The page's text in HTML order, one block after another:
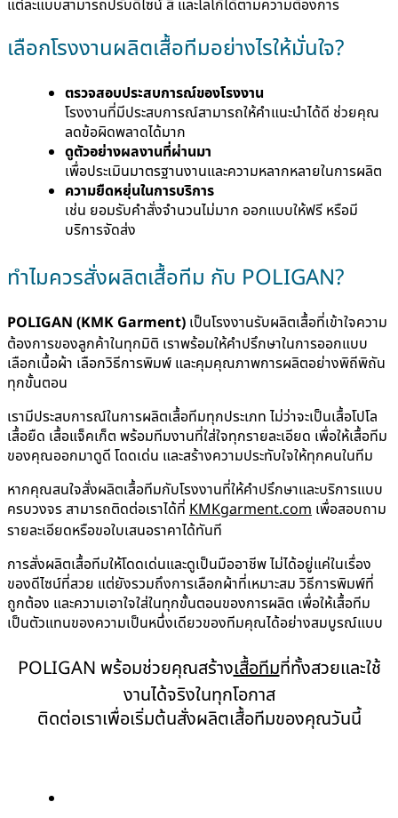
แต่ละแบบสามารถปรับดีไซน์ สี และโลโก้ได้ตามความต้องการ
เลือกโรงงานผลิตเสื้อทีมอย่างไรให้มั่นใจ?
ตรวจสอบประสบการณ์ของโรงงาน
โรงงานที่มีประสบการณ์สามารถให้คำแนะนำได้ดี ช่วยคุณ
ลดข้อผิดพลาดได้มาก
ดูตัวอย่างผลงานที่ผ่านมา
เพื่อประเมินมาตรฐานงานและความหลากหลายในการผลิต
ความยืดหยุ่นในการบริการ
เช่น ยอมรับคำสั่งจำนวนไม่มาก ออกแบบให้ฟรี หรือมี
บริการจัดส่ง
ทำไมควรสั่งผลิตเสื้อทีม กับ POLIGAN?
POLIGAN (KMK Garment) เป็นโรงงานรับผลิตเสื้อที่เข้าใจความ
ต้องการของลูกค้าในทุกมิติ เราพร้อมให้คำปรึกษาในการออกแบบ
เลือกเนื้อผ้า เลือกวิธีการพิมพ์ และคุมคุณภาพการผลิตอย่างพิถีพิถัน
ทุกขั้นตอน
เรามีประสบการณ์ในการผลิตเสื้อทีมทุกประเภท ไม่ว่าจะเป็นเสื้อโปโล
เสื้อยืด เสื้อแจ็คเก็ต พร้อมทีมงานที่ใส่ใจทุกรายละเอียด เพื่อให้เสื้อทีม
ของคุณออกมาดูดี โดดเด่น และสร้างความประทับใจให้ทุกคนในทีม
หากคุณสนใจสั่งผลิตเสื้อทีมกับโรงงานที่ให้คำปรึกษาและบริการแบบ
ครบวงจร สามารถติดต่อเราได้ที่ KMKgarment.com เพื่อสอบถาม
รายละเอียดหรือขอใบเสนอราคาได้ทันที
การสั่งผลิตเสื้อทีมให้โดดเด่นและดูเป็นมืออาชีพ ไม่ได้อยู่แค่ในเรื่อง
ของดีไซน์ที่สวย แต่ยังรวมถึงการเลือกผ้าที่เหมาะสม วิธีการพิมพ์ที่
ถูกต้อง และความเอาใจใส่ในทุกขั้นตอนของการผลิต เพื่อให้เสื้อทีม
เป็นตัวแทนของความเป็นหนึ่งเดียวของทีมคุณได้อย่างสมบูรณ์แบบ
POLIGAN พร้อมช่วยคุณสร้างเสื้อทีมที่ทั้งสวยและใช้
งานได้จริงในทุกโอกาส
ติดต่อเราเพื่อเริ่มต้นสั่งผลิตเสื้อทีมของคุณวันนี้